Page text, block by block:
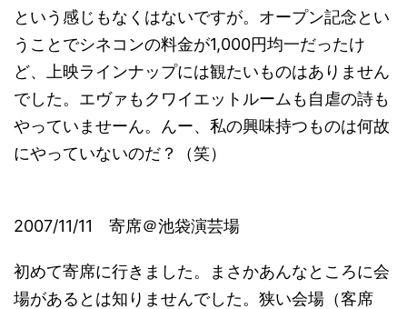
という感じもなくはないですが。オープン記念とい
うことでシネコンの料金が1,000円均一だったけ
ど、上映ラインナップには観たいものはありません
でした。エヴァもクワイエットルームも自虐の詩も
やっていませーん。んー、私の興味持つものは何故
にやっていないのだ？（笑）
2007/11/11 寄席＠池袋演芸場
初めて寄席に行きました。まさかあんなところに会
場があるとは知りませんでした。狭い会場（客席